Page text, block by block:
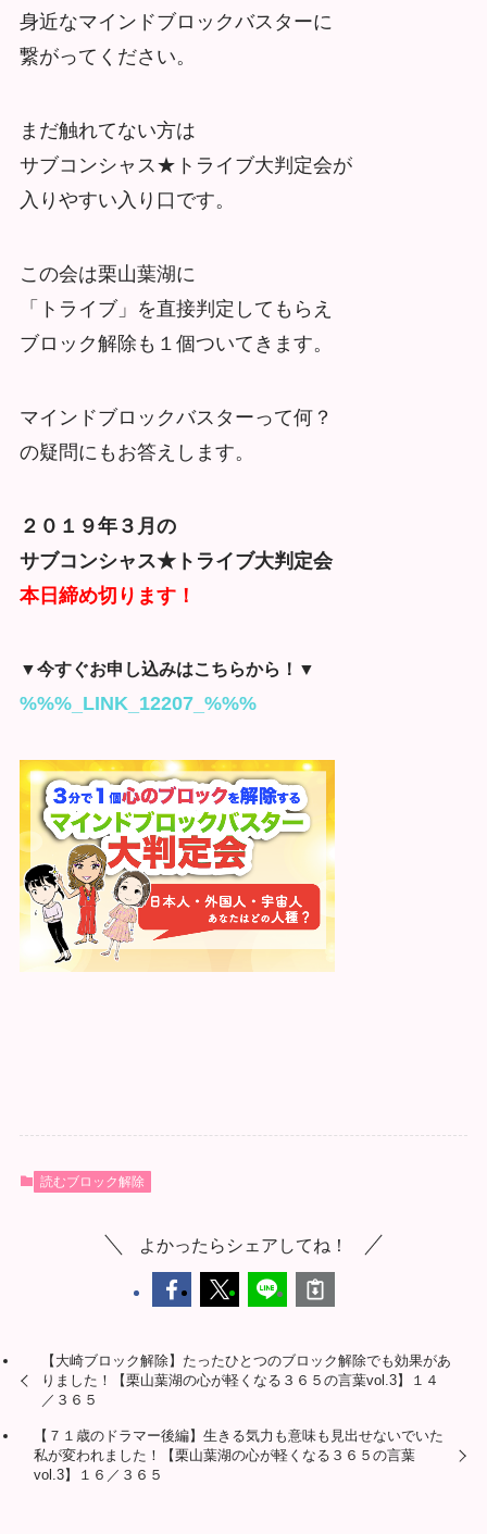
身近なマインドブロックバスターに
繋がってください。
まだ触れてない方は
サブコンシャス★トライブ大判定会が
入りやすい入り口です。
この会は栗山葉湖に
「トライブ」を直接判定してもらえ
ブロック解除も１個ついてきます。
マインドブロックバスターって何？
の疑問にもお答えします。
２０１９年３月の
サブコンシャス★トライブ大判定会
本日締め切ります！
▼今すぐお申し込みはこちらから！▼
%%%_LINK_12207_%%%
読むブロック解除
よかったらシェアしてね！
【大崎ブロック解除】たったひとつのブロック解除でも効果があ
りました！【栗山葉湖の心が軽くなる３６５の言葉vol.3】１４
／３６５
【７１歳のドラマー後編】生きる気力も意味も見出せないでいた
私が変われました！【栗山葉湖の心が軽くなる３６５の言葉
vol.3】１６／３６５